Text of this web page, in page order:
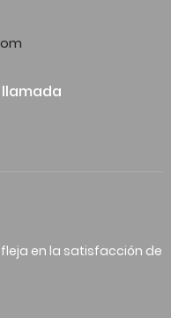
en la satisfacción de